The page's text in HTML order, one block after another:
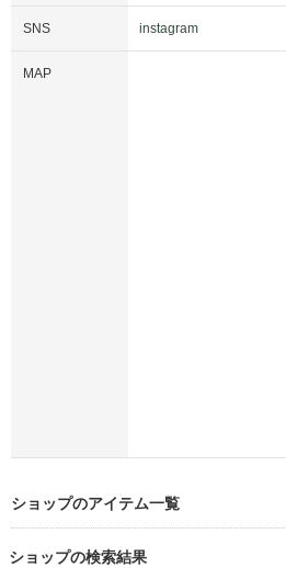
SNS instagram
MAP
ショップのアイテム一覧
ショップの検索結果